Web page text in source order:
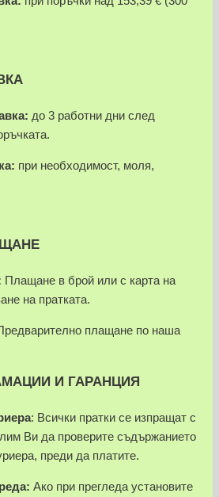
до 3 работни дни след
при необходимост, моля,
Плащане в брой или с карта на
на пратката.
плащане по наша
И ГАРАНЦИЯ
: Всички пратки се изпращат с
Ви да проверите съдържанието
преди да платите.
Ако при прегледа установите